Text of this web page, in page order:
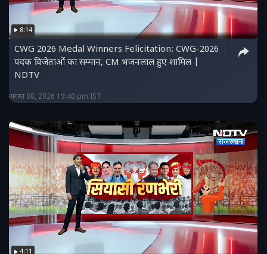
8:14
CWG 2026 Medal Winners Felicitation: CWG-2026
पदक विजेताओं का सम्मान, CM भजनलाल हुए शामिल |
NDTV
अगस्त 08, 2026 19:40 pm IST
4:11